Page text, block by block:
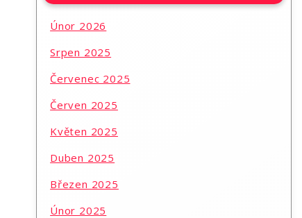
Únor 2026
Srpen 2025
Červenec 2025
Červen 2025
Květen 2025
Duben 2025
Březen 2025
Únor 2025